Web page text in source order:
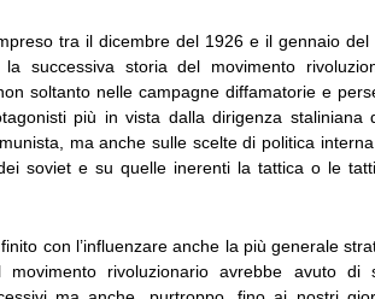
tra il dicembre del 1926 e il gennaio del
successiva storia del movimento
soltanto nelle campagne diffamatorie e
più in vista dalla dirigenza staliniana
ma anche sulle scelte di politica
soviet e su quelle inerenti la tattica o le
con l’influenzare anche la più generale
movimento rivoluzionario avrebbe avuto